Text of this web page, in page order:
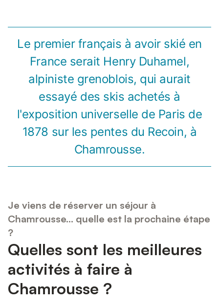
Le premier français à avoir skié en
France serait Henry Duhamel,
alpiniste grenoblois, qui aurait
essayé des skis achetés à
l'exposition universelle de Paris de
1878 sur les pentes du Recoin, à
Chamrousse.
Je viens de réserver un séjour à
Chamrousse... quelle est la prochaine étape
?
Quelles sont les meilleures
activités à faire à
Chamrousse ?